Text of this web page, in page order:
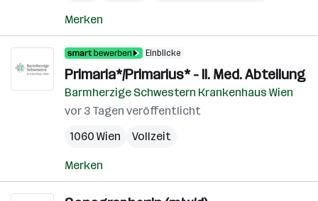
Merken
Einblicke
Primaria*/Primarius* - II. Med. Abteilung
Barmherzige Schwestern Krankenhaus Wien
vor 3 Tagen veröffentlicht
1060 Wien
Vollzeit
Merken